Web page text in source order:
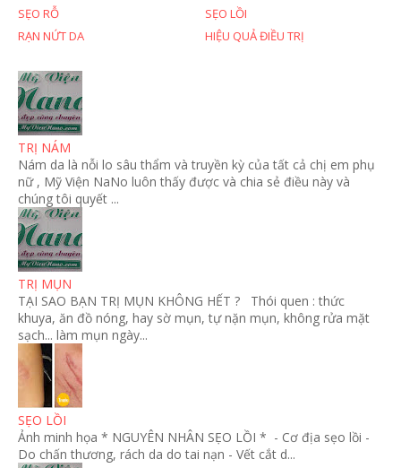
SẸO RỖ
SẸO LỒI
RẠN NỨT DA
HIỆU QUẢ ĐIỀU TRỊ
TRỊ NÁM
Nám da là nỗi lo sâu thẩm và truyền kỳ của tất cả chị em phụ
nữ , Mỹ Viện NaNo luôn thấy được và chia sẻ điều này và
chúng tôi quyết ...
TRỊ MỤN
TẠI SAO BẠN TRỊ MỤN KHÔNG HẾT ? Thói quen : thức
khuya, ăn đồ nóng, hay sờ mụn, tự nặn mụn, không rửa mặt
sạch... làm mụn ngày...
SẸO LỒI
Ảnh minh họa * NGUYÊN NHÂN SẸO LỒI * - Cơ địa sẹo lồi -
Do chấn thương, rách da do tai nạn - Vết cắt d...